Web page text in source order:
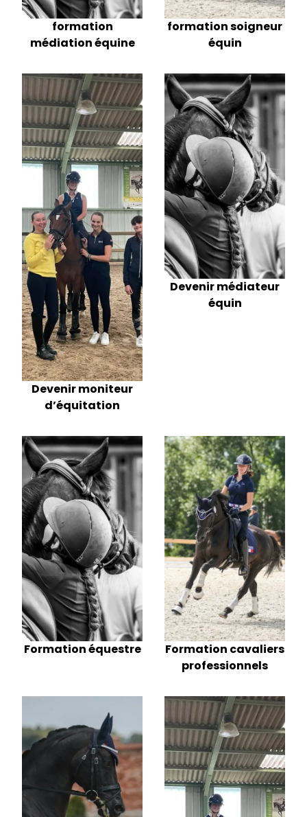
formation
médiation équine
formation soigneur
équin
Devenir moniteur
d’équitation
Devenir médiateur
équin
Formation équestre
Formation cavaliers
professionnels